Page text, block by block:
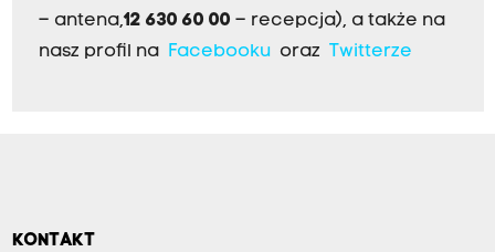
– antena,12 630 60 00 – recepcja), a także na
nasz profil na
Facebookuoraz Twitterze
KONTAKT